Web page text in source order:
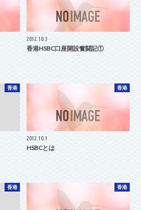
2012.10.3
香港HSBC口座開設奮闘記①
香港 香港
2012.10.1
HSBCとは
香港 香港